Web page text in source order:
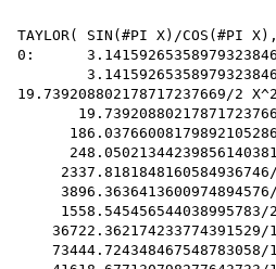
TAYLOR( SIN(#PI X)/COS(#PI
0:
19.739208802178717237669/2